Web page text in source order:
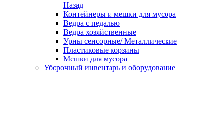
Назад
Контейнеры и мешки для мусора
Ведра с педалью
Ведра хозяйственные
Урны сенсорные/ Металлические
Пластиковые корзины
Мешки для мусора
Уборочный инвентарь и оборудование